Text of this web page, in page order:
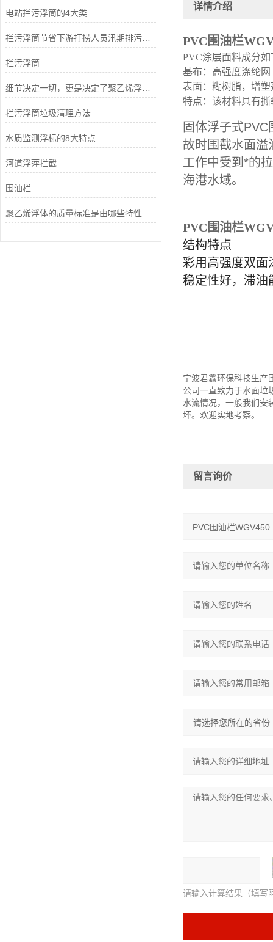
电站拦污浮筒的4大类
拦污浮筒节省下游打捞人员汛期排污水上作业强度
拦污浮筒
拦污浮筒垃圾清理方法
水质监测浮标的8大特点
河道浮萍拦截
围油栏
详情介绍
PVC围油栏
PVC涂层面料成分如
基布：高强度涤纶网
表面：糊树脂，增
特点：该材料具有
固体浮子式
故时围截水面溢
工作中受到*的
海港水域。
PVC围油栏
结构特点
彩用高强度双面
稳定性好，滞油
宁波君鑫环保科技生
公司一直致力于水面垃
水流情况，一般我们安
坏。欢迎实地考察。
留言询价
请输入计算结果（填写